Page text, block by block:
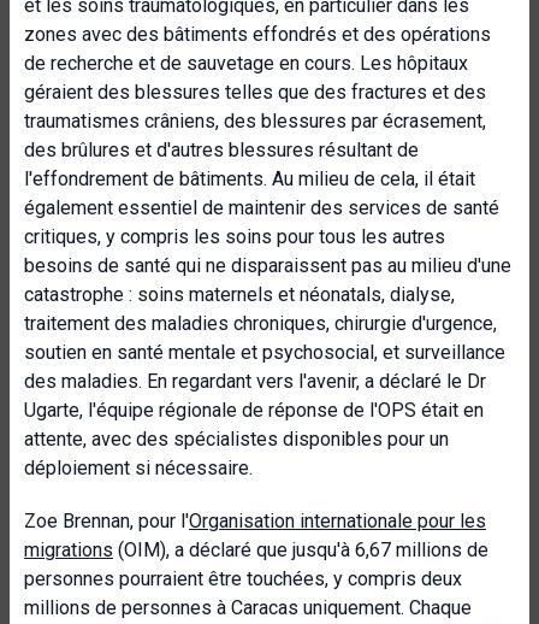
et les soins traumatologiques, en particulier dans les
zones avec des bâtiments effondrés et des opérations
de recherche et de sauvetage en cours. Les hôpitaux
géraient des blessures telles que des fractures et des
traumatismes crâniens, des blessures par écrasement,
des brûlures et d'autres blessures résultant de
l'effondrement de bâtiments. Au milieu de cela, il était
également essentiel de maintenir des services de santé
critiques, y compris les soins pour tous les autres
besoins de santé qui ne disparaissent pas au milieu d'une
catastrophe : soins maternels et néonatals, dialyse,
traitement des maladies chroniques, chirurgie d'urgence,
soutien en santé mentale et psychosocial, et surveillance
des maladies. En regardant vers l'avenir, a déclaré le Dr
Ugarte, l'équipe régionale de réponse de l'OPS était en
attente, avec des spécialistes disponibles pour un
déploiement si nécessaire.
Zoe Brennan, pour l'Organisation internationale pour les
migrations (OIM), a déclaré que jusqu'à 6,67 millions de
personnes pourraient être touchées, y compris deux
millions de personnes à Caracas uniquement. Chaque